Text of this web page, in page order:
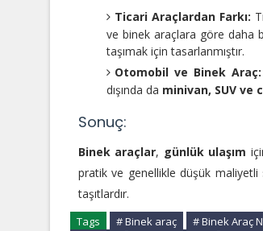
Ticari Araçlardan Farkı:
ve binek araçlara göre daha
taşımak için tasarlanmıştır.
Otomobil ve Binek Araç:
dışında da minivan, SUV ve
Sonuç:
Binek araçlar, günlük ulaşım
pratik ve genellikle düşük maliyetli
taşıtlardır.
Tags # Binek araç # Binek Araç